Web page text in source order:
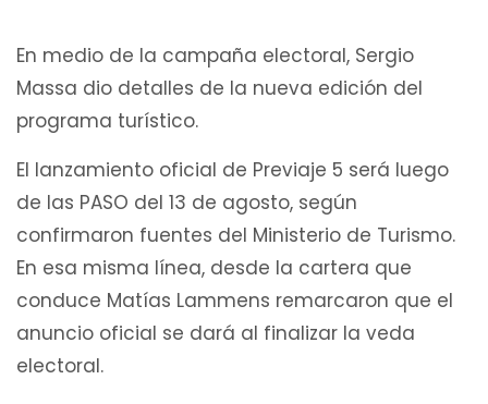
En medio de la campaña electoral, Sergio
Massa dio detalles de la nueva edición del
programa turístico.
El lanzamiento oficial de Previaje 5 será luego
de las PASO del 13 de agosto, según
confirmaron fuentes del Ministerio de Turismo.
En esa misma línea, desde la cartera que
conduce Matías Lammens remarcaron que el
anuncio oficial se dará al finalizar la veda
electoral.